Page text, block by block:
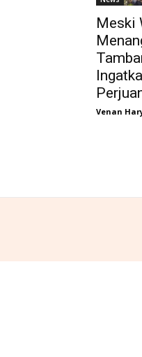
Meski
Venan